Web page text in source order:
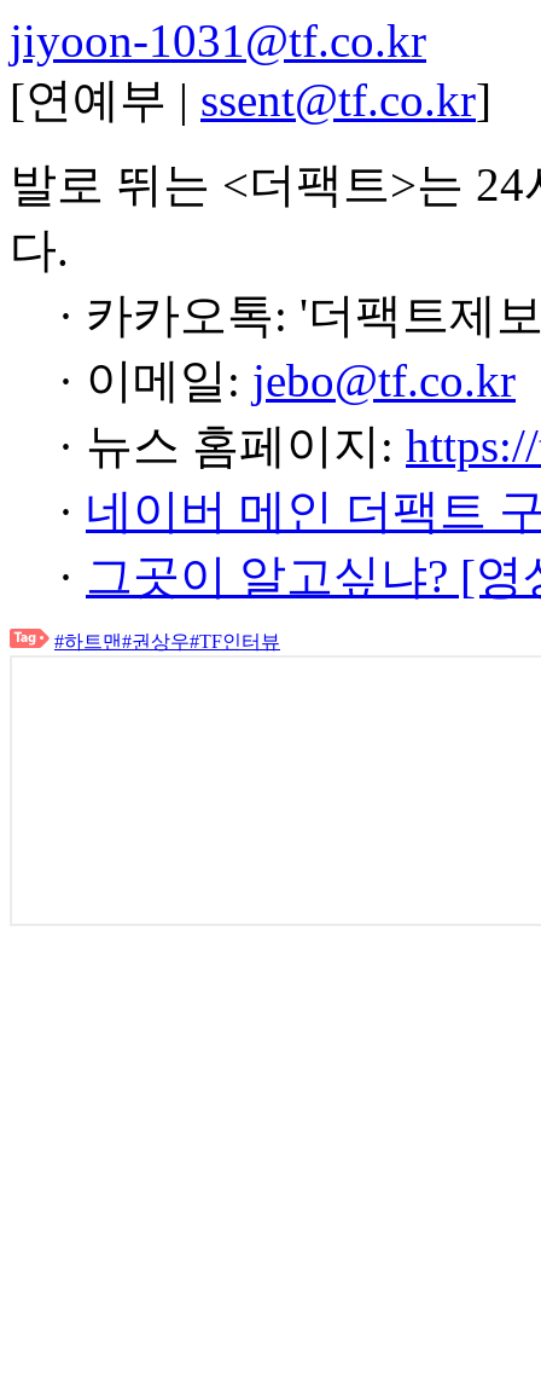
jiyoon-1031@tf.co.kr
[연예부 | ssent@tf.co.kr]
발로 뛰는 <더팩트>는
다.
· 카카오톡: '더팩트제
· 이메일: jebo@tf.co.kr
· 뉴스 홈페이지:
· 네이버 메인 더팩트
· 그곳이 알고싶냐? [
#하트맨#권상우#TF인터뷰